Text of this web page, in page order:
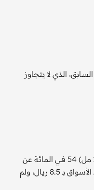
الذي لا يتجاوز
ارتفع زيت الزيتون كريستال فئة (175 مل) 54 في المائة عن
سعره في بداية العام ، حيث يباع في الأسواق بـ 8.5 ريال، ولم